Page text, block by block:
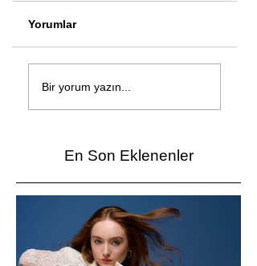
Çağan Şengül'den
yeni şarkı: Bir Ev
Yorumlar
Bir yorum yazın...
En Son Eklenenler